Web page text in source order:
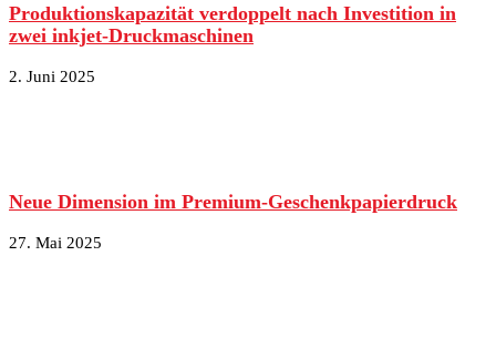
Produktionskapazität verdoppelt nach Investition in
zwei inkjet-Druckmaschinen
2. Juni 2025
Neue Dimension im Premium-Geschenkpapierdruck
27. Mai 2025